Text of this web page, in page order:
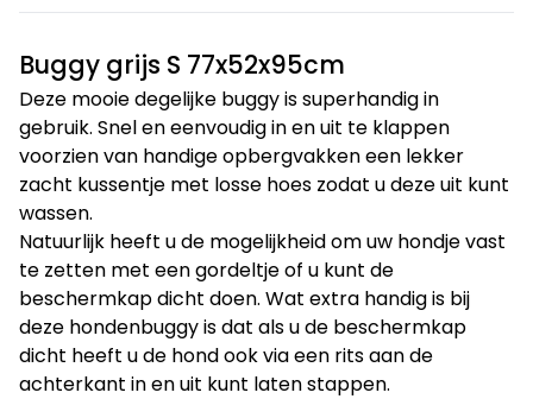
Buggy grijs S 77x52x95cm
Deze mooie degelijke buggy is superhandig in
gebruik. Snel en eenvoudig in en uit te klappen
voorzien van handige opbergvakken een lekker
zacht kussentje met losse hoes zodat u deze uit kunt
wassen.
Natuurlijk heeft u de mogelijkheid om uw hondje vast
te zetten met een gordeltje of u kunt de
beschermkap dicht doen. Wat extra handig is bij
deze hondenbuggy is dat als u de beschermkap
dicht heeft u de hond ook via een rits aan de
achterkant in en uit kunt laten stappen.